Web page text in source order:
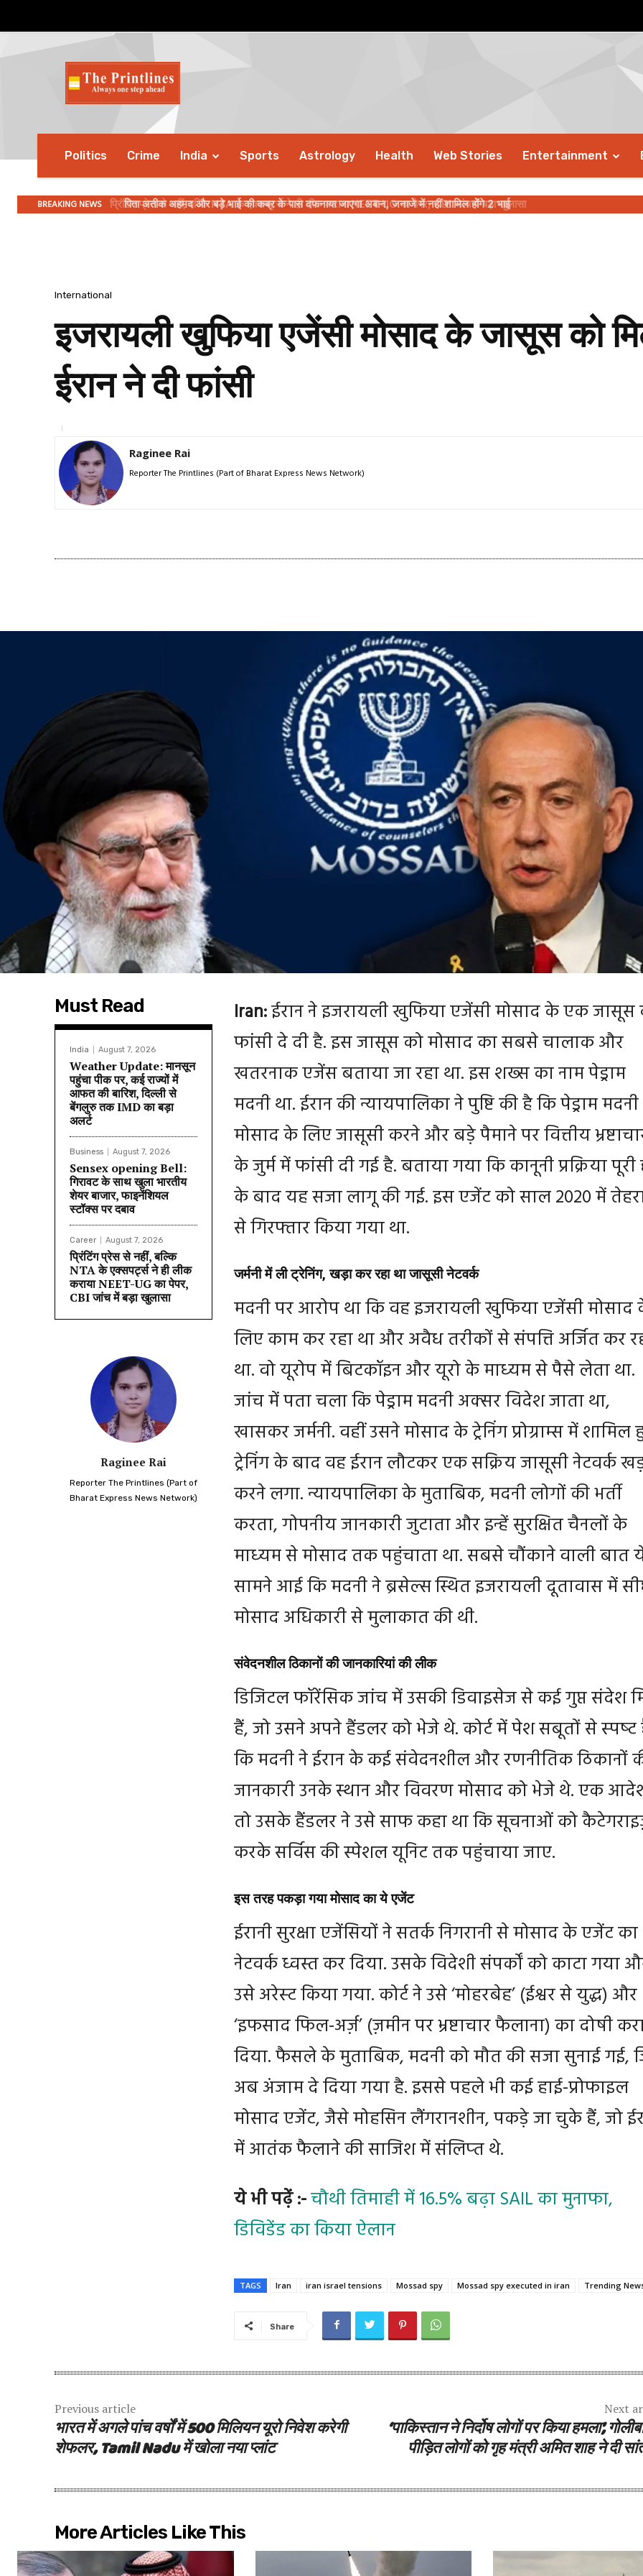
Politics Crime India Sports Astrology Health Web Stories Entertainment
BREAKING NEWS पिता अतीक अहमद और बड़े भाई की कब्र के पास दफनाया जाएगा अबान, जनाजे में नहीं शामिल होंगे 2 भाई
International
इजरायली खुफिया एजेंसी मोसाद के जासूस को
ईरान ने दी फांसी
Raginee Rai
Reporter The Printlines (Part of Bharat Express News Network)
Must Read
India August 7, 2026
Weather Update: मानसून
पहुंचा पीक पर, कई राज्यों में
आफत की बारिश, दिल्ली से
बेंगलुरु तक IMD का बड़ा
अलर्ट
Business August 7, 2026
Sensex opening Bell:
गिरावट के साथ खुला भारतीय
शेयर बाजार, फाइनेंशियल
स्टॉक्स पर दबाव
Career August 7, 2026
प्रिंटिंग प्रेस से नहीं, बल्कि
NTA के एक्सपर्ट्स ने ही लीक
कराया NEET-UG का पेपर,
CBI जांच में बड़ा खुलासा
Raginee Rai
Reporter The Printlines (Part of
Bharat Express News Network)
Iran:ईरान ने इजरायली खुफिया एजेंसी मोसाद के एक जासूस
फांसी दे दी है. इस जासूस को मोसाद का सबसे चालाक और
खतरनाक एजेंस बताया जा रहा था. इस शख्स का नाम पेड्राम
मदनी था. ईरान की न्यायपालिका ने पुष्टि की है कि पेड्राम
मोसाद के लिए जासूसी करने और बड़े पैमाने पर वित्तीय
के जुर्म में फांसी दी गई है. बताया गया कि कानूनी प्रक्रिया पूरी
के बाद यह सजा लागू की गई. इस एजेंट को साल 2020 में
से गिरफ्तार किया गया था.
जर्मनी में ली ट्रेनिंग, खड़ा कर रहा था जासूसी नेटवर्क
मदनी पर आरोप था कि वह इजरायली खुफिया एजेंसी मोसाद
लिए काम कर रहा था और अवैध तरीकों से संपत्ति अर्जित कर
था. वो यूरोप में बिटकॉइन और यूरो के माध्‍यम से पैसे लेता था.
जांच में पता चला कि पेड्राम मदनी अक्सर विदेश जाता था,
खासकर जर्मनी. वहीं उसने मोसाद के ट्रेनिंग प्रोग्राम्स में
ट्रेनिंग के बाद वह ईरान लौटकर एक सक्रिय जासूसी नेटवर्क
करने लगा. न्यायपालिका के मुताबिक, मदनी लोगों की भर्ती
करता, गोपनीय जानकारी जुटाता और इन्हें सुरक्षित चैनलों के
माध्‍यम से मोसाद तक पहुंचाता था. सबसे चौंकाने वाली बात
सामने आई कि मदनी ने ब्रसेल्स स्थित इजरायली दूतावास में
मोसाद अधिकारी से मुलाकात की थी.
संवेदनशील ठिकानों की जानकारियां की लीक
डिजिटल फॉरेंसिक जांच में उसकी डिवाइसेज से कई गुप्त संदेश
हैं, जो उसने अपने हैंडलर को भेजे थे. कोर्ट में पेश सबूतों से स्‍पष्‍ट
कि मदनी ने ईरान के कई संवेदनशील और रणनीतिक ठिकानों
जानकारी उनके स्थान और विवरण मोसाद को भेजे थे. एक
तो उसके हैंडलर ने उसे साफ कहा था कि सूचनाओं को
करके सर्विस की स्पेशल यूनिट तक पहुंचाया जाए.
इस तरह पकड़ा गया मोसाद का ये एजेंट
ईरानी सुरक्षा एजेंसियों ने सतर्क निगरानी से मोसाद के एजेंट का
नेटवर्क ध्वस्त कर दिया. उसके विदेशी संपर्कों को काटा गया
उसे अरेस्‍ट किया गया. कोर्ट ने उसे ‘मोहरबेह’ (ईश्वर से युद्ध) और
‘इफसाद फिल-अर्ज़’ (ज़मीन पर भ्रष्टाचार फैलाना) का दोषी
दिया. फैसले के मुताबिक, मदनी को मौत की सजा सुनाई गई,
अब अंजाम दे दिया गया है. इससे पहले भी कई हाई-प्रोफाइल
मोसाद एजेंट, जैसे मोहसिन लैंगरानशीन, पकड़े जा चुके हैं, जो
में आतंक फैलाने की साजिश में संलिप्‍त थे.
ये भी पढ़ें :-चौथी तिमाही में 16.5% बढ़ा SAIL का मुनाफा,
डिविडेंड का किया ऐलान
TAGS Iran iran israel tensions Mossad spy Mossad spy executed in iran Trending
Share
Previous article
भारत में अगले पांच वर्षों में 500 मिलियन यूरो निवेश करेगी
शेफलर, Tamil Nadu में खोला नया प्लांट
Next
‘पाकिस्तान ने निर्दोष लोगों पर किया हमला’,
पी‍ड़ि‍त लोगों को गृह मंत्री अमित शाह ने दी
More Articles Like This